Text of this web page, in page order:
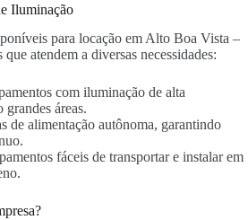
Iluminação
para locação em Alto Boa Vista –
atendem a diversas necessidades:
com iluminação de alta
áreas.
de alimentação autônoma, garantindo
fáceis de transportar e instalar em